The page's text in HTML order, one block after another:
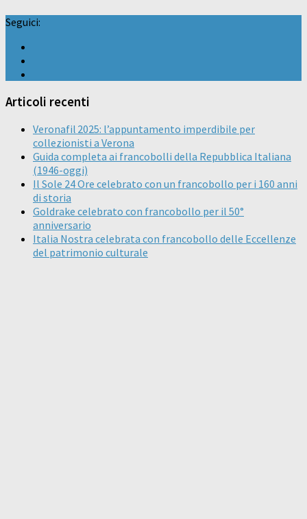
Seguici:
Articoli recenti
Veronafil 2025: l’appuntamento imperdibile per
collezionisti a Verona
Guida completa ai francobolli della Repubblica Italiana
(1946-oggi)
Il Sole 24 Ore celebrato con un francobollo per i 160 anni
di storia
Goldrake celebrato con francobollo per il 50°
anniversario
Italia Nostra celebrata con francobollo delle Eccellenze
del patrimonio culturale